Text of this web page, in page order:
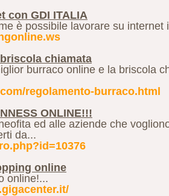
con GDI ITALIA
è possibile lavorare su
chiamata
burraco online e la briscola
regolamento-burraco.html
ONLINE!!!
ed alle aziende che
da...
online
online!...